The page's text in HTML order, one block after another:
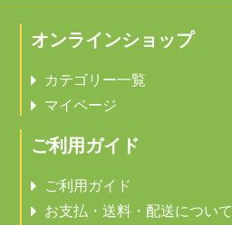
オンラインショップ
カテゴリー一覧
マイページ
ご利用ガイド
ご利用ガイド
お支払・送料・配送について